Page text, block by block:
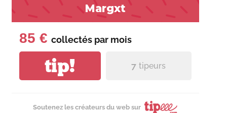
Margxt
85 € collectés par mois
tip! 7 tipeurs
Soutenez les créateurs du web sur